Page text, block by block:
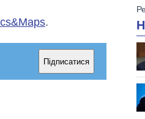
.
Підписатися